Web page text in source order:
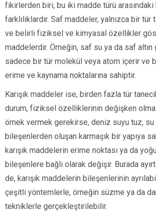
fikirlerden biri, bu iki madde türü
farklılıklardır. Saf maddeler, yalnızca bir
ve belirli fiziksel ve kimyasal özellikler
maddelerdir. Örneğin, saf su ya da saf altın
sadece bir tür molekül veya atom içerir ve
erime ve kaynama noktalarına sahiptir.
Karışık maddeler ise, birden fazla tür
durum, fiziksel özelliklerinin değişken
örnek vermek gerekirse, deniz suyu tuz,
bileşenlerden oluşan karmaşık bir yapıya
karışık maddelerin erime noktası ya da
bileşenlere bağlı olarak değişir. Burada
de, karışık maddelerin bileşenlerinin
çeşitli yöntemlerle, örneğin süzme ya da
tekniklerle gerçekleştirilebilir.